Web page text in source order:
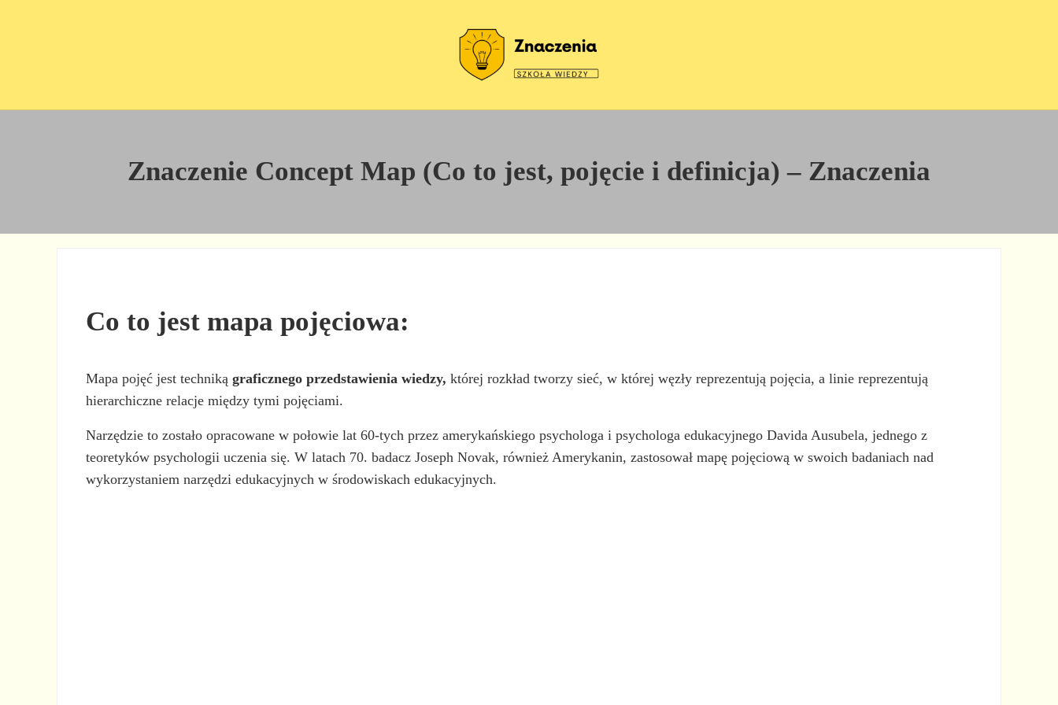
Znaczenie Concept Map (Co to jest, pojęcie i definicja) – Znaczenia
Co to jest mapa pojęciowa:
Mapa pojęć jest technikągraficznego przedstawienia wiedzy, której rozkład tworzy sieć, w której węzły reprezentują pojęcia, a linie reprezentują
hierarchiczne relacje między tymi pojęciami.
Narzędzie to zostało opracowane w połowie lat 60-tych przez amerykańskiego psychologa i psychologa edukacyjnego Davida Ausubela, jednego z
teoretyków psychologii uczenia się. W latach 70. badacz Joseph Novak, również Amerykanin, zastosował mapę pojęciową w swoich badaniach nad
wykorzystaniem narzędzi edukacyjnych w środowiskach edukacyjnych.